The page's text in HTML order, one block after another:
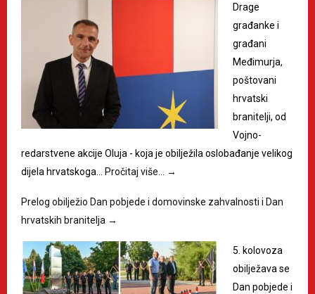
Drage
građanke i
građani
Međimurja,
poštovani
hrvatski
branitelji, od
Vojno-
redarstvene akcije Oluja - koja je obilježila oslobađanje velikog
dijela hrvatskoga…
Pročitaj više… →
Prelog obilježio Dan pobjede i domovinske zahvalnosti i Dan
hrvatskih branitelja →
5. kolovoza
obilježava se
Dan pobjede i